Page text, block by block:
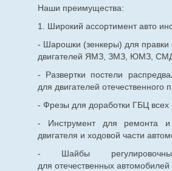
Наши преимущества:
1. Широкий ассортимент авто
- Шарошки (зенкеры) для правки
двигателей ЯМЗ, ЗМЗ, ЮМЗ, СМД
- Развертки постели
для двигателей отечественного
- Фрезы для доработки ГБЦ всех
- Инструмент для ремонта и
двигателя и ходовой части
- Шайбы
для отечественныхавтомобилей